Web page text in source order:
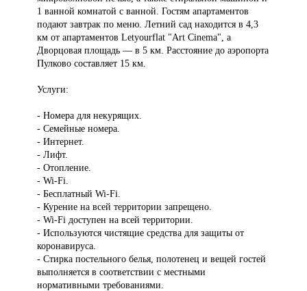
1 ванной комнатой с ванной. Гостям апартаментов
подают завтрак по меню. Летний сад находится в 4,3
км от апартаментов Letyourflat "Art Cinema", а
Дворцовая площадь — в 5 км. Расстояние до аэропорта
Пулково составляет 15 км.
Услуги:
- Номера для некурящих.
- Семейные номера.
- Интернет.
- Лифт.
- Отопление.
- Wi-Fi.
- Бесплатный Wi-Fi.
- Курение на всей территории запрещено.
- Wi-Fi доступен на всей территории.
- Используются чистящие средства для защиты от
коронавируса.
- Стирка постельного белья, полотенец и вещей гостей
выполняется в соответствии с местными
нормативными требованиями.